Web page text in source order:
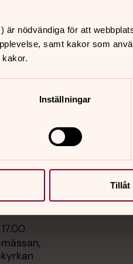
är nödvändiga för att
samt kakor som
Inställningar
Tillåt
Backa kyrka
Tuve kyrka